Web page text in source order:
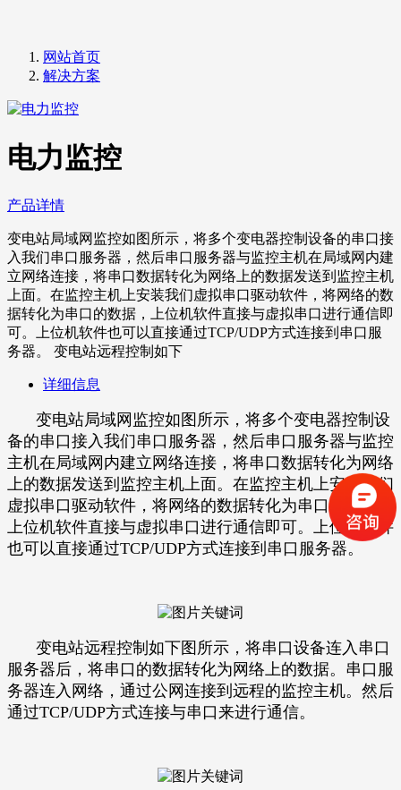
网站首页
解决方案
电力监控
产品详情
变电站局域网监控如图所示，将多个变电器控制设备的串口接
入我们串口服务器，然后串口服务器与监控主机在局域网内建
立网络连接，将串口数据转化为网络上的数据发送到监控主机
上面。在监控主机上安装我们虚拟串口驱动软件，将网络的数
据转化为串口的数据，上位机软件直接与虚拟串口进行通信即
可。上位机软件也可以直接通过TCP/UDP方式连接到串口服
务器。 变电站远程控制如下
详细信息
变电站局域网监控如图所示，将多个变电器控制设
备的串口接入我们串口服务器，然后串口服务器与监控
主机在局域网内建立网络连接，将串口数据转化为网络
上的数据发送到监控主机上面。在监控主机上安装我们
虚拟串口驱动软件，将网络的数据转化为串口的数据，
上位机软件直接与虚拟串口进行通信即可。上位机软件
也可以直接通过TCP/UDP方式连接到串口服务器。
变电站远程控制如下图所示，将串口设备连入串口
服务器后，将串口的数据转化为网络上的数据。串口服
务器连入网络，通过公网连接到远程的监控主机。然后
通过TCP/UDP方式连接与串口来进行通信。